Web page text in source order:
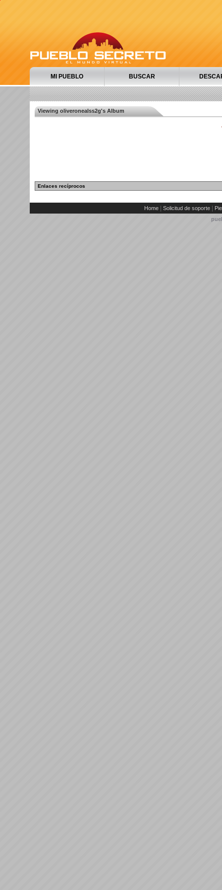
MI PUEBLO BUSCAR
Viewing oliveronealss2g's Album
Enlaces recíprocos
Home Solicitud de soporte